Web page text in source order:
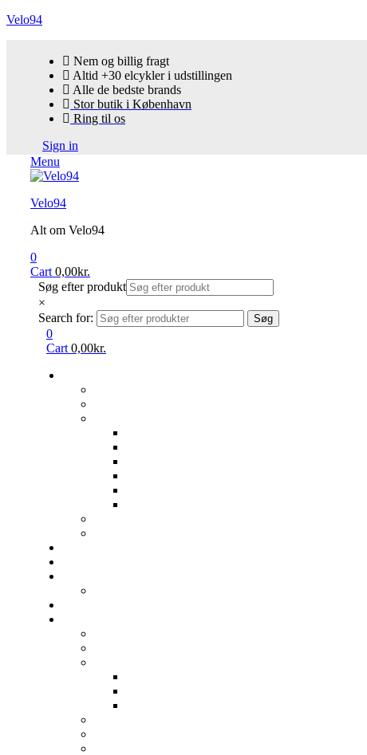
Velo94
Nem og billig fragt
Altid +30 elcykler i udstillingen
Alle de bedste brands
Stor butik i København
Ring til os
Sign in
Menu
Velo94
Alt om Velo94
0
Cart 0,00kr.
Søg efter produkt
×
Search for:
Søg
0
Cart 0,00kr.